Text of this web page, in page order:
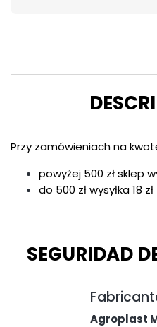
Przy zamówieniach na
powyżej 500 zł sklep
do 500 zł wysyłka 18 zł
SEGURIDAD
Agroplast